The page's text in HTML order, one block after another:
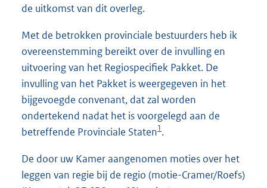
de uitkomst van dit overleg.
Met de betrokken provinciale bestuurders heb ik
overeenstemming bereikt over de invulling en
uitvoering van het Regiospecifiek Pakket. De
invulling van het Pakket is weergegeven in het
bijgevoegde convenant, dat zal worden
ondertekend nadat het is voorgelegd aan de
betreffende Provinciale Staten1.
De door uw Kamer aangenomen moties over het
leggen van regie bij de regio (motie-Cramer/Roefs)